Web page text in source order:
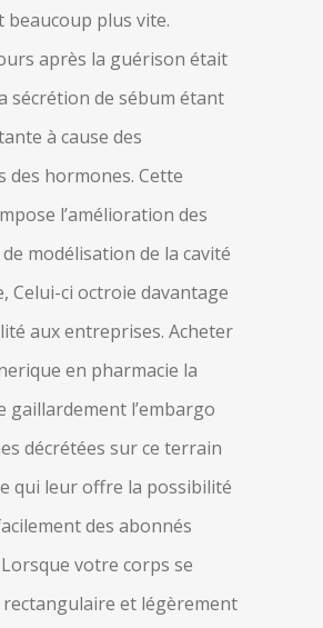
beaucoup plus vite.
après la guérison était
sécrétion de sébum étant
à cause des
des hormones. Cette
l’amélioration des
modélisation de la cavité
Celui-ci octroie davantage
aux entreprises. Acheter
en pharmacie la
gaillardement l’embargo
décrétées sur ce terrain
qui leur offre la possibilité
des abonnés
votre corps se
et légèrement